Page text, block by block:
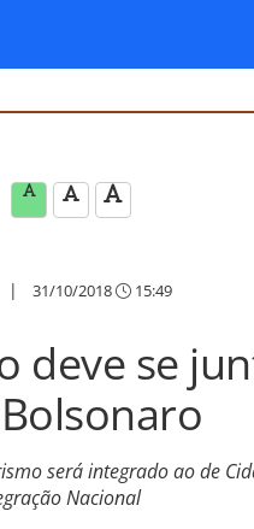
| 31/10/2018 15:49
deve se
será integrado ao de
Nacional